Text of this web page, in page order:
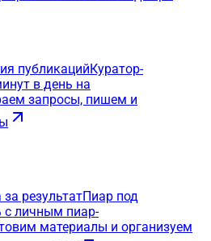
публикацийКуратор-
в день на
запросы, пишем и
за результатПиар под
с личным пиар-
материалы и организуем